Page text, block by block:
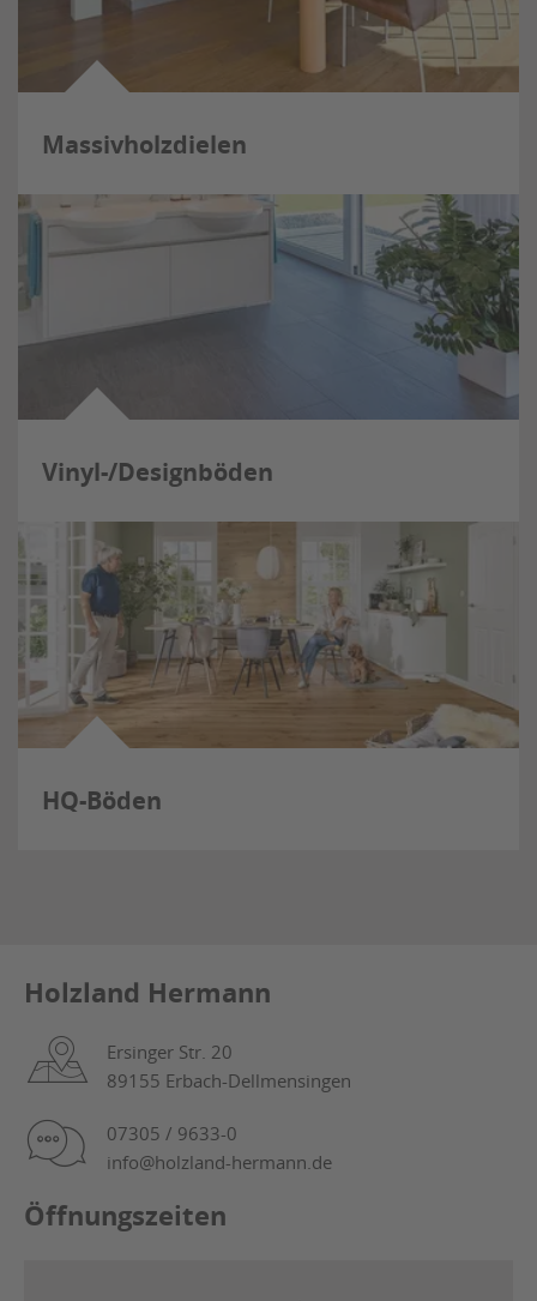
Massivholzdielen
Vinyl-/Designböden
HQ-Böden
Holzland Hermann
Ersinger Str. 20
89155 Erbach-Dellmensingen
07305 / 9633-0
info@holzland-hermann.de
Öffnungszeiten